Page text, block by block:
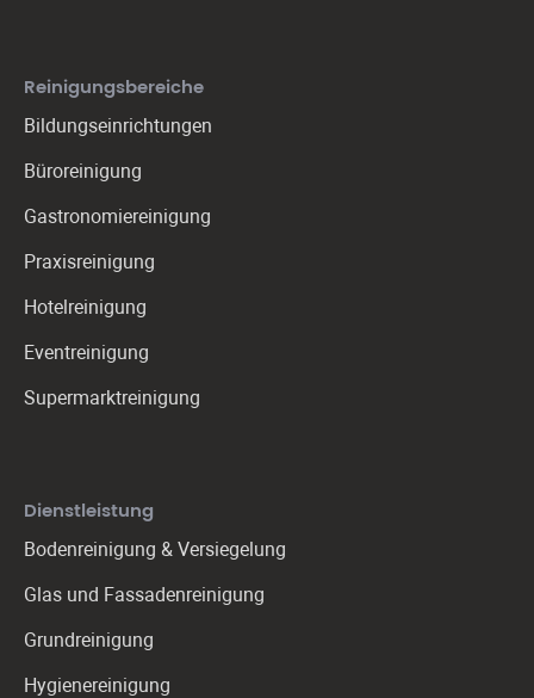
Reinigungs­bereiche
Bildungseinrichtungen
Büroreinigung
Gastronomie­reinigung
Praxis­reinigung
Hotelreinigung
Eventreinigung
Supermarktreinigung
Dienstleistung
Bodenreinigung & Versiegelung
Glas und Fassadenreinigung
Grundreinigung
Hygienereinigung